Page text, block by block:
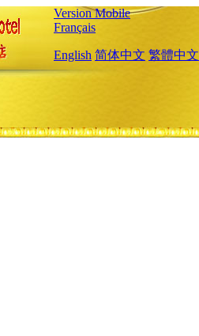
Version Mobile
Français
English 简体中文 繁體中文